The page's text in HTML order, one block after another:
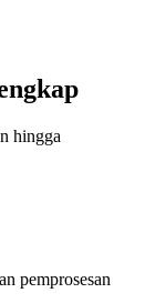
hingga
pemprosesan